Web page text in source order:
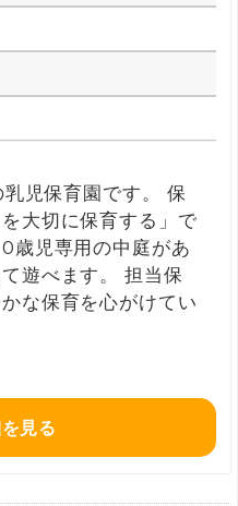
児保育園です。 保
大切に保育する」で
歳児専用の中庭があ
遊べます。 担当保
な保育を心がけてい
見る